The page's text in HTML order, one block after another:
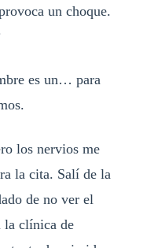
un choque.
es un… para
los nervios me
la cita. Salí de la
de no ver el
la clínica de